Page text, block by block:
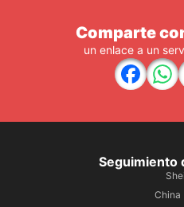
Comparte
un enlace a un
Seguimiento
China